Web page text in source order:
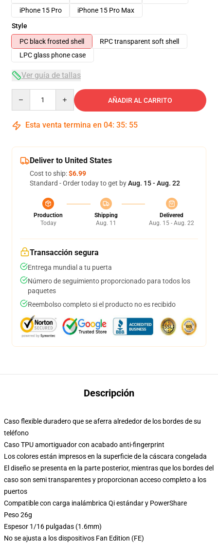
iPhone 15 Pro
iPhone 15 Pro Max
Style
PC black frosted shell
RPC transparent soft shell
LPC glass phone case
Ver guía de tallas
AÑADIR AL CARRITO
Esta venta termina en 04: 35: 54
Deliver to United States
Cost to ship:$6.99
Standard - Order today to get byAug. 15 - Aug. 22
Production
Today
Shipping
Aug. 11
Delivered
Aug. 15 - Aug. 22
Transacción segura
Entrega mundial a tu puerta
Número de seguimiento proporcionado para todos los
paquetes
Reembolso completo si el producto no es recibido
Descripción
Caso flexible duradero que se aferra alrededor de los bordes de su
teléfono
Caso TPU amortiguador con acabado anti-fingerprint
Los colores están impresos en la superficie de la cáscara congelada
El diseño se presenta en la parte posterior, mientras que los bordes del
caso son semi transparentes y proporcionan acceso completo a los
puertos
Compatible con carga inalámbrica Qi estándar y PowerShare
Peso 26g
Espesor 1/16 pulgadas (1.6mm)
No se ajusta a los dispositivos Fan Edition (FE)